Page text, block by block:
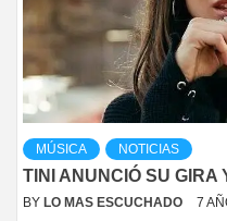
MÚSICA NOTICIAS
TINI ANUNCIÓ SU GIRA
BY LO MAS ESCUCHADO 7